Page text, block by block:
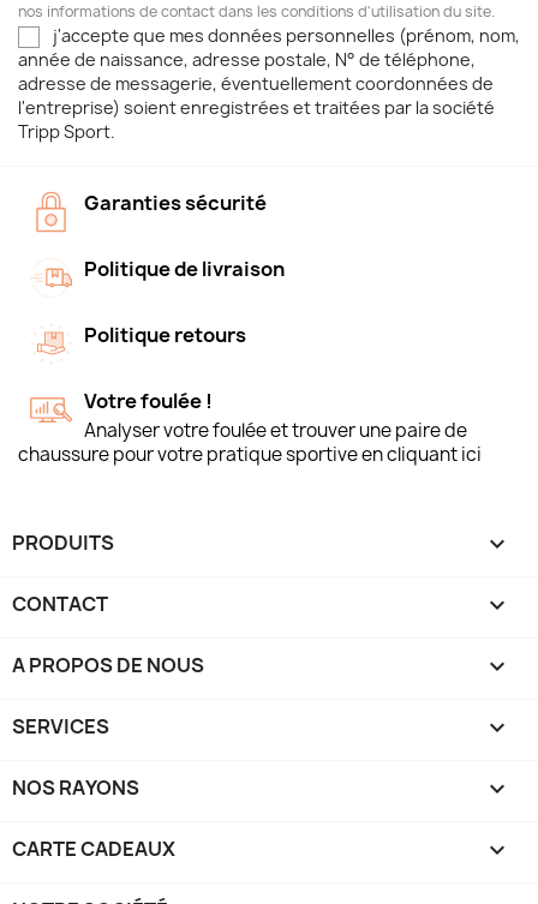
nos informations de contact dans les conditions d'utilisation du site.
j'accepte que mes données personnelles (prénom, nom,
année de naissance, adresse postale, N° de téléphone,
adresse de messagerie, éventuellement coordonnées de
l'entreprise) soient enregistrées et traitées par la société
Tripp Sport.
Garanties sécurité
Politique de livraison
Politique retours
Votre foulée !
Analyser votre foulée et trouver une paire de
chaussure pour votre pratique sportive en cliquant ici
PRODUITS 
CONTACT 
A PROPOS DE NOUS 
SERVICES 
NOS RAYONS 
CARTE CADEAUX 